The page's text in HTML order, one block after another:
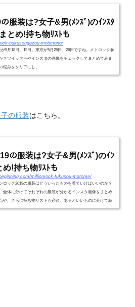
の服装は?女子&男(ﾒﾝｽﾞ)のｲﾝｽﾀ
とめ!持ち物ﾘｽﾄも
hukusougazou-motimono/
5月18日、19日。東京が5月25日、26日ですね。メトロック参
？ツイッターやインスタの画像をチェックしてまとめてみま
悩みをクリアにし、...
の服装はこちら。
の服装は?女子&男(ﾒﾝｽﾞ)のｲﾝ
め!持ち物ﾘｽﾄも
millionrock-fukusou-matome/
ロック2019の服装はどういったものを着ていけばいいのか？
全体に分けてそれぞれの服装が分かるインスタ画像をまとめ
や、さらに持ち物リストも必須、あるといいものに分けて紹
の雰...